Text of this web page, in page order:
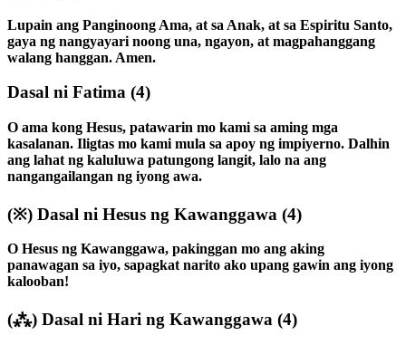
Lupain ang Panginoong Ama, at sa Anak, at sa Espiritu Santo,
gaya ng nangyayari noong una, ngayon, at magpahanggang
walang hanggan. Amen.
Dasal ni Fatima (4)
O ama kong Hesus, patawarin mo kami sa aming mga
kasalanan. Iligtas mo kami mula sa apoy ng impiyerno. Dalhin
ang lahat ng kaluluwa patungong langit, lalo na ang
nangangailangan ng iyong awa.
(※) Dasal ni Hesus ng Kawanggawa (4)
O Hesus ng Kawanggawa, pakinggan mo ang aking
panawagan sa iyo, sapagkat narito ako upang gawin ang iyong
kalooban!
(⁂) Dasal ni Hari ng Kawanggawa (4)